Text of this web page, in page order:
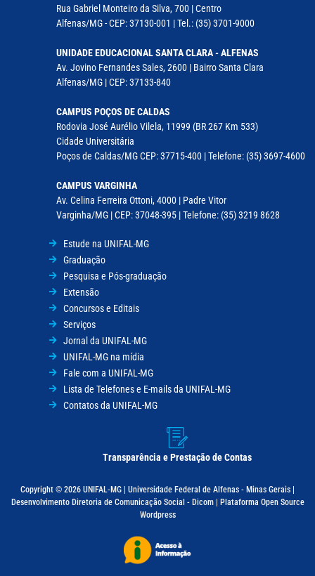
Rua Gabriel Monteiro da Silva, 700 | Centro
Alfenas/MG - CEP: 37130-001 | Tel.: (35) 3701-9000
UNIDADE EDUCACIONAL SANTA CLARA - ALFENAS
Av. Jovino Fernandes Sales, 2600 | Bairro Santa Clara
Alfenas/MG | CEP: 37133-840
CAMPUS POÇOS DE CALDAS
Rodovia José Aurélio Vilela, 11999 (BR 267 Km 533)
Cidade Universitária
Poços de Caldas/MG CEP: 37715-400 | Telefone: (35) 3697-4600
CAMPUS VARGINHA
Av. Celina Ferreira Ottoni, 4000 | Padre Vitor
Varginha/MG | CEP: 37048-395 | Telefone: (35) 3219 8628
Estude na UNIFAL-MG
Graduação
Pesquisa e Pós-graduação
Extensão
Concursos e Editais
Serviços
Jornal da UNIFAL-MG
UNIFAL-MG na mídia
Fale com a UNIFAL-MG
Lista de Telefones e E-mails da UNIFAL-MG
Contatos da UNIFAL-MG
Transparência e Prestação de Contas
Copyright © 2026 UNIFAL-MG | Universidade Federal de Alfenas - Minas Gerais |
Desenvolvimento Diretoria de Comunicação Social - Dicom | Plataforma Open Source
Wordpress